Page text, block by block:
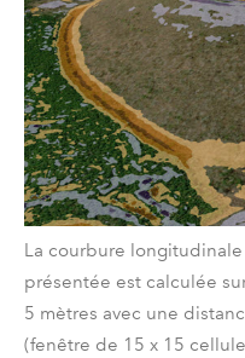
La courbure
présentée est calculée
5 mètres avec une
(fenêtre de 15 x 15